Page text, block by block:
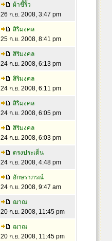
ผ้าขี้ริ้ว
26 ก.ย. 2008, 3:47 pm
สิริมงคล
25 ก.ย. 2008, 8:41 pm
สิริมงคล
24 ก.ย. 2008, 6:13 pm
สิริมงคล
24 ก.ย. 2008, 6:11 pm
สิริมงคล
24 ก.ย. 2008, 6:05 pm
สิริมงคล
24 ก.ย. 2008, 6:03 pm
ตรงประเด็น
24 ก.ย. 2008, 4:48 pm
อักษราภรณ์
24 ก.ย. 2008, 9:47 am
ฌาณ
20 ก.ย. 2008, 11:45 pm
ฌาณ
20 ก.ย. 2008, 11:45 pm